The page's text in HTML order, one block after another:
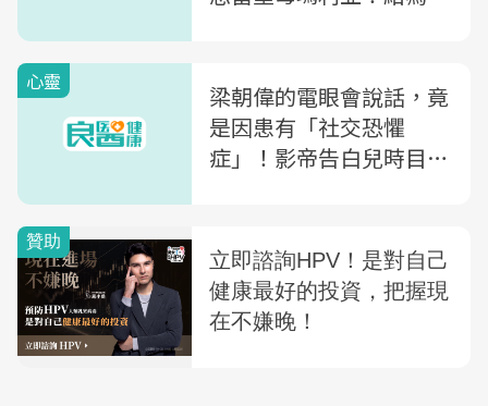
心靈
梁朝偉的電眼會說話，竟
是因患有「社交恐懼
症」！影帝告白兒時目賭